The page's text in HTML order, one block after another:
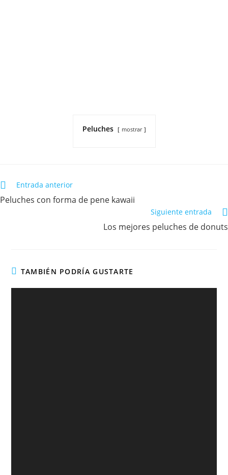
Peluches mostrar
Entrada anterior
Peluches con forma de pene kawaii
Siguiente entrada
Los mejores peluches de donuts
TAMBIÉN PODRÍA GUSTARTE